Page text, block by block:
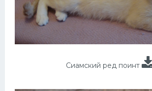
Сиамский ред поинт